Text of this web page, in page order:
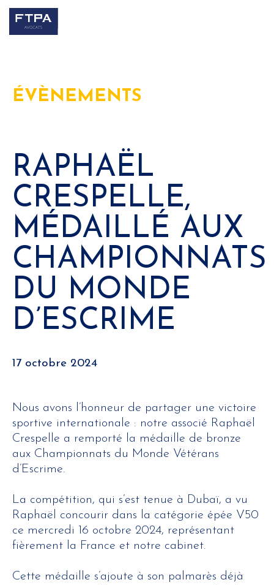
ÉVÈNEMENTS
RAPHAËL
CRESPELLE,
MÉDAILLÉ AUX
CHAMPIONNATS
DU MONDE
D’ESCRIME
17 octobre 2024
Nous avons l’honneur de partager une victoire
sportive internationale : notre associé Raphaël
Crespelle a remporté la médaille de bronze
aux Championnats du Monde Vétérans
d’Escrime.
La compétition, qui s’est tenue à Dubaï, a vu
Raphaël concourir dans la catégorie épée V50
ce mercredi 16 octobre 2024, représentant
fièrement la France et notre cabinet.
Cette médaille s’ajoute à son palmarès déjà